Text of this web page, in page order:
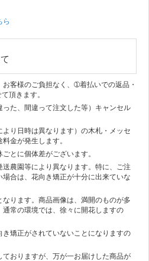
ら
客様のご負担なく、➀着払いでの返品・
頂きます。
た、間違って注文した等）キャンセル
り日時は異なります）の木札・メッセ
金が発生します。
とに個体差がございます。
農園等により異なります。特に、ご注
合は、花向き矯正が十分に出来ていな
ります。商品画像は、満開のものが多
常の環境では、徐々に開花しますの
矯正がされていないことになりますの
おりますが、万が一お届けした商品が